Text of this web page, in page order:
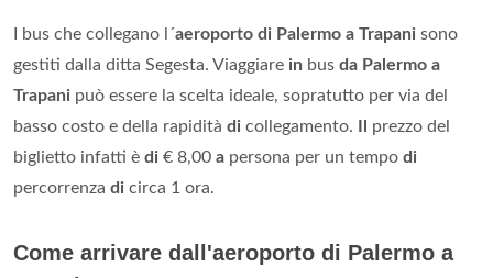
I bus che collegano l´aeroporto di Palermo a Trapani sono
gestiti dalla ditta Segesta. Viaggiare in bus da Palermo a
Trapani può essere la scelta ideale, sopratutto per via del
basso costo e della rapidità di collegamento.
prezzo del
biglietto infatti è di € 8,00 a persona per un tempo di
percorrenza di circa 1 ora.
Come arrivare dall'aeroporto di Palermo a